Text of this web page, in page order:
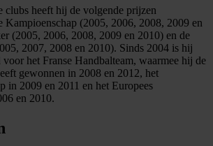
clubs heeft hij de volgende prijzen
Kampioenschap (2005, 2006, 2008, 2009 en
(2005, 2006, 2008, 2009 en 2010) en de
2007, 2008 en 2010). Sinds 2004 is hij
voor het Franse Handbalteam, waarmee hij de
gewonnen in 2008 en 2012, het
in 2009 en 2011 en het Europees
en 2010.